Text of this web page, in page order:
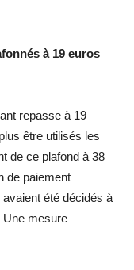
à 19 euros
repasse à 19
être utilisés les
de ce plafond à 38
de paiement
été décidés à
Une mesure